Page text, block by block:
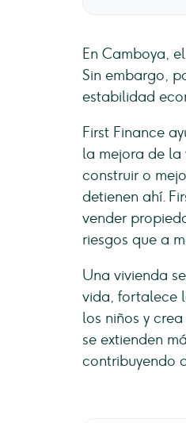
En Camboya,
Sin embargo,
estabilidad
First Finance
la mejora de la
construir o
detienen ahí.
vender
riesgos que a
Una vivienda
vida, fortalece
los niños y
se extienden
contribuyendo